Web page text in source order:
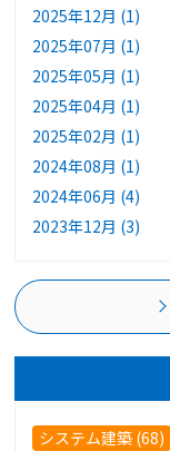
2025年12月 (1)
2025年07月 (1)
2025年05月 (1)
2025年04月 (1)
2025年02月 (1)
2024年08月 (1)
2024年06月 (4)
2023年12月 (3)
システム建築 (68)